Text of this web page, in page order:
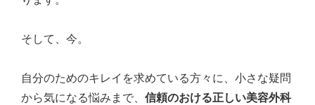
そして、今。
自分のためのキレイを求めている方々に、小さな疑問
から気になる悩みまで、 信頼のおける正しい美容外科